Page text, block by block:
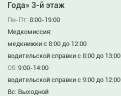
Года» 3-й этаж
Пн-Пт: 8:00-19:00
Медкомиссия:
медкнижки с 8:00 до 12:00
водительской справки с 8:00 до 13:00
Сб: 9:00-14:00
водительской справки с 9:00 до 12:00
Вс: Выходной